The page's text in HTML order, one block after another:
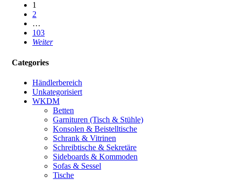
1
2
…
103
Weiter
Categories
Händlerbereich
Unkategorisiert
WKDM
Betten
Garnituren (Tisch & Stühle)
Konsolen & Beistelltische
Schrank & Vitrinen
Schreibtische & Sekretäre
Sideboards & Kommoden
Sofas & Sessel
Tische